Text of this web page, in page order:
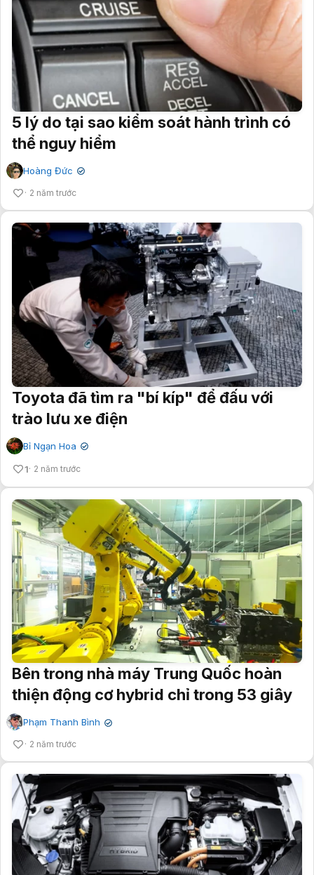
5 lý do tại sao kiểm soát hành trình có
thể nguy hiểm
Hoàng Đức ✔
2 năm trước
Toyota đã tìm ra "bí kíp" để đấu với
trào lưu xe điện
Bỉ Ngạn Hoa ✔
1 2 năm trước
Bên trong nhà máy Trung Quốc hoàn
thiện động cơ hybrid chỉ trong 53 giây
Phạm Thanh Bình ✔
2 năm trước